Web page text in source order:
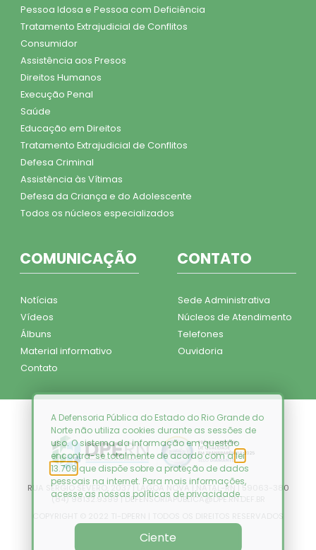
Pessoa Idosa e Pessoa com Deficiência
Tratamento Extrajudicial de Conflitos
Consumidor
Assistência aos Presos
Direitos Humanos
Execução Penal
Saúde
Educação em Direitos
Tratamento Extrajudicial de Conflitos
Defesa Criminal
Assistência às Vítimas
Defesa da Criança e do Adolescente
Todos os núcleos especializados
COMUNICAÇÃO
Notícias
Vídeos
Álbuns
Material informativo
Contato
CONTATO
Sede Administrativa
Núcleos de Atendimento
Telefones
Ouvidoria
RUA SÉRGIO SEVERO, 2037 | LAGOA NOVA | NATAL-RN | 59063-380
(84) 98132.9399 | DEFENSORIAPUBLICA@DPE.RN.DEF.BR
A Defensoria Pública do Estado do Rio Grande do
Norte não utiliza cookies durante as sessões de
uso. O sistema da informação em questão
encontra-se totalmente de acordo com alei
13.709 que dispõe sobre a proteção de dados
pessoais na internet. Para mais informações,
acesse as nossas políticas de privacidade.
Ciente